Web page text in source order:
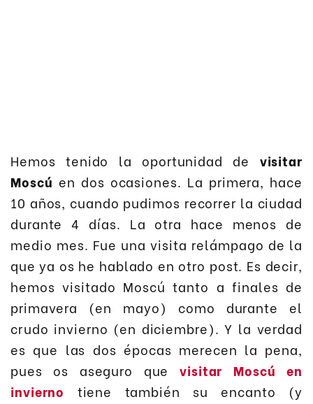
Hemos tenido la oportunidad de visitar
Moscú en dos ocasiones. La primera, hace
10 años, cuando pudimos recorrer la ciudad
durante 4 días. La otra hace menos de
medio mes. Fue una visita relámpago de la
que ya os he hablado en otro post. Es decir,
hemos visitado Moscú tanto a finales de
primavera (en mayo) como durante el
crudo invierno (en diciembre). Y la verdad
es que las dos épocas merecen la pena,
pues os aseguro quevisitar Moscú en
invierno tiene también su encanto (y